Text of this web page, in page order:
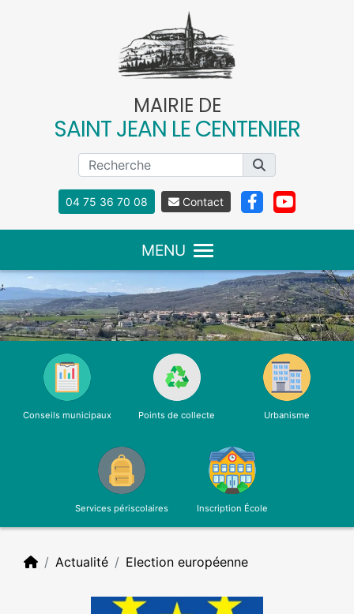
MAIRIE DE
SAINT JEAN LE CENTENIER
04 75 36 70 08 Contact
MENU
Conseils municipaux Points de collecte Urbanisme
Services périscolaires Inscription École
Actualité Election européenne
Panneau de gestion des cookies